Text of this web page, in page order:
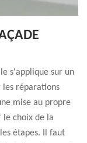
s'applique sur un
les réparations
mise au propre
le choix de la
étapes. Il faut